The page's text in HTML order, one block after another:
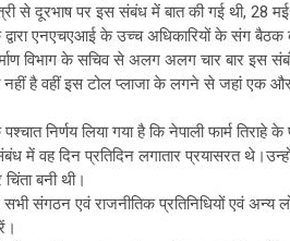
से दूरभाष पर इस संबंध में बात की गई थी, 28
एनएचएआई के उच्च अधिकारियों के संग बैठक
विभाग के सचिव से अलग अलग चार बार इस
नहीं है वहीं इस टोल प्लाजा के लगने से जहां एक
निर्णय लिया गया है कि नेपाली फार्म तिराहे
में वह दिन प्रतिदिन लगातार प्रयासरत
बनी थी।
सभी संगठन एवं राजनीतिक प्रतिनिधियों एवं अन्य